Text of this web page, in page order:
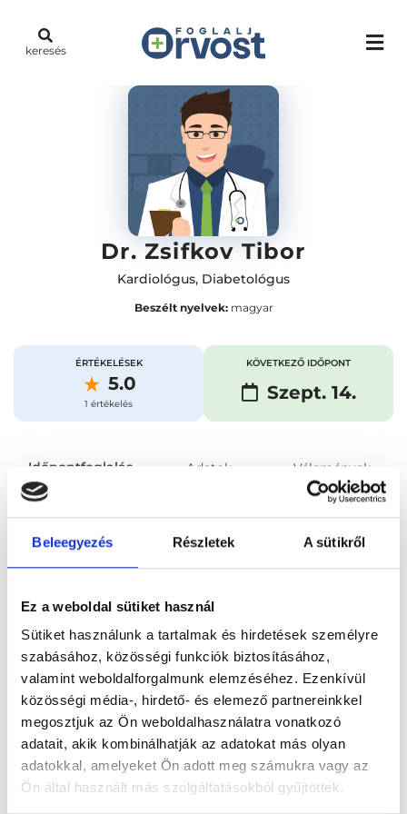
Beleegyezés Részletek A sütikről
Ez a weboldal sütiket használ
Sütiket használunk a tartalmak és hirdetések személyre
szabásához, közösségi funkciók biztosításához,
valamint weboldalforgalmunk elemzéséhez. Ezenkívül
közösségi média-, hirdető- és elemező partnereinkkel
megosztjuk az Ön weboldalhasználatra vonatkozó
adatait, akik kombinálhatják az adatokat más olyan
adatokkal, amelyeket Ön adott meg számukra vagy az
Ön által használt más szolgáltatásokból gyűjtöttek.
keresés
Dr. Zsifkov Tibor
Kardiológus, Diabetológus
Beszélt nyelvek:magyar
ÉRTÉKELÉSEK
5.0
1 értékelés
KÖVETKEZŐ IDŐPONT
Szept. 14.
Időpontfoglalás Adatok Vélemények
Foglalj időpontot
Főoldal Orvosok Kardiológus
Kardiológus, Budapest, IV. kerület Dr. Zsifkov Tibor